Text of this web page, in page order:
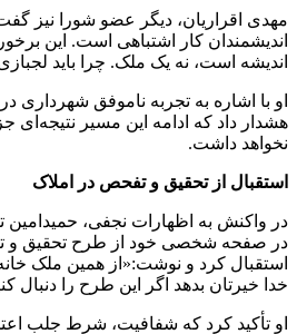
مهدی اقراریان، دیگر عضو شورا نیز
اندیشمندان کار اشتباهی است. این
اندیشه است، نه یک ملک. چرا باید
او با اشاره به تجربه ناموفق شهرداری
هشدار داد که ادامه این مسیر نتیجه‌ای
نخواهد داشت.
استقبال از تحقیق و تفحص در املاک
در واکنش به اظهارات نجفی، حمیدامین
در صفحه شخصی خود از طرح تحقیق و
استقبال کرد و نوشت:«از همین ملک
خدا خیرتان بدهد اگر این طرح را دنبال
او تأکید کرد که شفافیت، شرط جلب